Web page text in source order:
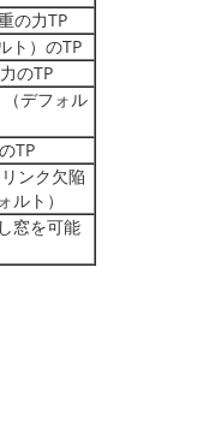
の力TP
ト）のTP
のTP
デフォル
TP
ンク欠陥
ルト）
窓を可能